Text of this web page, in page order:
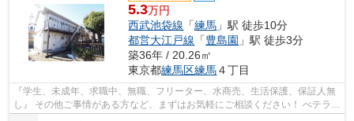
5.3万円
西武池袋線 「練馬 」駅 徒歩10分
都営大江戸線 「豊島園 」駅 徒歩3分
築36年 / 20.26㎡
東京都練馬区練馬４丁目
『学生、未成年、求職中、無職、フリーター、水商売、生活保護、保証人無
し』 その他ご事情がある方など、まずはお気軽にご相談ください！ べテラン